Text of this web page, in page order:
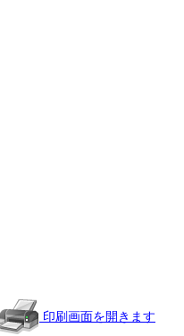
印刷画面を開きます